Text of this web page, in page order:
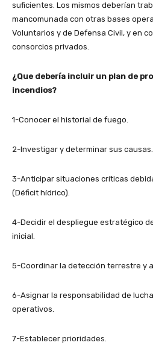
suficientes. Los mismos deberían
mancomunada con otras bases
Voluntarios y de Defensa Civil, y en
consorcios privados.
¿Que debería incluir un plan de
incendios?
1-Conocer el historial de fuego.
2-Investigar y determinar sus causas.
3-Anticipar situaciones críticas
(Déficit hídrico).
4-Decidir el despliegue estratégico
inicial.
5-Coordinar la detección terrestre y
6-Asignar la responsabilidad de
operativos.
7-Establecer prioridades.